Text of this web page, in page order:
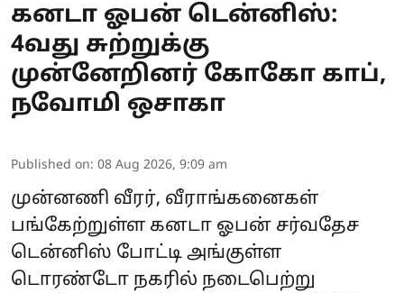
கனடா ஓபன் டென்னிஸ்:
4வது சுற்றுக்கு
முன்னேறினர் கோகோ காப்,
நவோமி ஒசாகா
Published on: 08 Aug 2026, 9:09 am
முன்னணி வீரர், வீராங்கனைகள்
பங்கேற்றுள்ள கனடா ஓபன் சர்வதேச
டென்னிஸ் போட்டி அங்குள்ள
டொரண்டோ நகரில் நடைபெற்று